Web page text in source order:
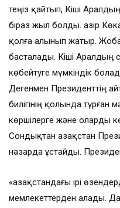
теңіз қайтып, Кіші
біраз жыл болды. Қазір
қолға алынып жатыр.
басталады. Кіші Аралдың
көбейтуге мүмкіндік
Дегенмен Президенттің
билігінің қолында тұрған
көршілерге және оларды
Сондықтан Қазақстан
назарда ұстайды.
«Қазақстандағы ірі
мемлекеттерден алады.